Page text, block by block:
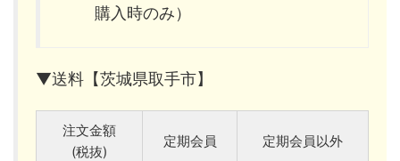
購入時のみ）
▼送料【茨城県取手市】
注文金額
(税抜)
定期会員 定期会員以外